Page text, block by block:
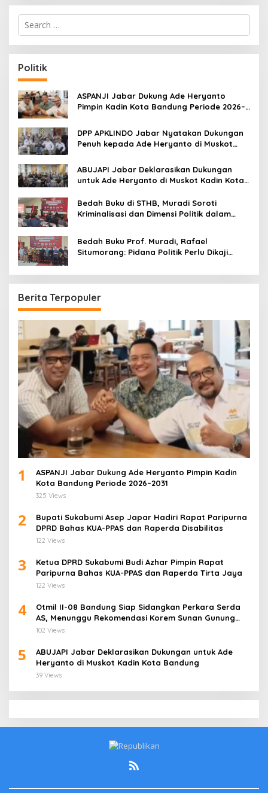
S
r
c
h
f
o
r
:
Politik
ASPANJI Jabar Dukung Ade Heryanto
Pimpin Kadin Kota Bandung Periode 2026–
DPP APKLINDO Jabar Nyatakan Dukungan
Penuh kepada Ade Heryanto di Muskot
ABUJAPI Jabar Deklarasikan Dukungan
untuk Ade Heryanto di Muskot Kadin Kota
Bedah Buku di STHB, Muradi Soroti
Kriminalisasi dan Dimensi Politik dalam
Bedah Buku Prof. Muradi, Rafael
Situmorang: Pidana Politik Perlu Dikaji
Berita Terpopuler
1
ASPANJI Jabar Dukung Ade Heryanto Pimpin Kadin
Kota Bandung Periode 2026–2031
325 Views
2
Bupati Sukabumi Asep Japar Hadiri Rapat Paripurna
DPRD Bahas KUA-PPAS dan Raperda Disabilitas
122 Views
3
Ketua DPRD Sukabumi Budi Azhar Pimpin Rapat
Paripurna Bahas KUA-PPAS dan Raperda Tirta Jaya
122 Views
4
Otmil II-08 Bandung Siap Sidangkan Perkara Serda
AS, Menunggu Rekomendasi Korem Sunan Gunung
Jati Cirebon
102 Views
5
ABUJAPI Jabar Deklarasikan Dukungan untuk Ade
Heryanto di Muskot Kadin Kota Bandung
39 Views